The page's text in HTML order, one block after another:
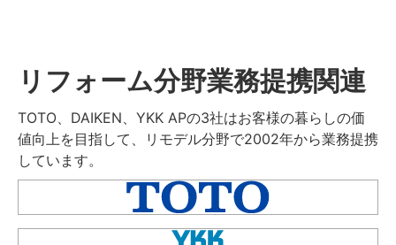
リフォーム分野業務提携関連
TOTO、DAIKEN、YKK APの3社はお客様の暮らしの価
値向上を目指して、リモデル分野で2002年から業務提携
しています。